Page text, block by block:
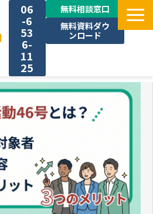
06
-6
53
6-
11
25
無料相談窓口
無料資料ダウ
ンロード